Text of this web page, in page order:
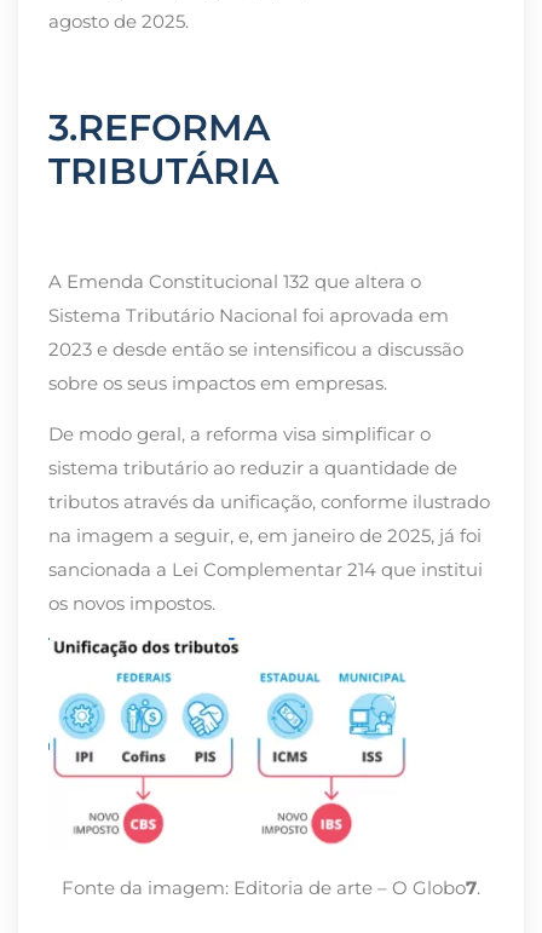
agosto de 2025.
3.REFORMA
TRIBUTÁRIA
A Emenda Constitucional 132 que altera o
Sistema Tributário Nacional foi aprovada em
2023 e desde então se intensificou a discussão
sobre os seus impactos em empresas.
De modo geral, a reforma visa simplificar o
sistema tributário ao reduzir a quantidade de
tributos através da unificação, conforme ilustrado
na imagem a seguir, e, em janeiro de 2025, já foi
sancionada a Lei Complementar 214 que institui
os novos impostos.
Fonte da imagem: Editoria de arte – O Globo7.